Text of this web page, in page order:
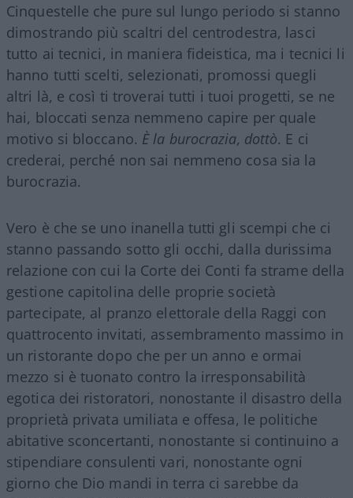
Cinquestelle che pure sul lungo periodo si stanno
dimostrando più scaltri del centrodestra, lasci
tutto ai tecnici, in maniera fideistica, ma i tecnici li
hanno tutti scelti, selezionati, promossi quegli
altri là, e così ti troverai tutti i tuoi progetti, se ne
hai, bloccati senza nemmeno capire per quale
motivo si bloccano. È la burocrazia, dottò. E ci
crederai, perché non sai nemmeno cosa sia la
burocrazia.
Vero è che se uno inanella tutti gli scempi che ci
stanno passando sotto gli occhi, dalla durissima
relazione con cui la Corte dei Conti fa strame della
gestione capitolina delle proprie società
partecipate, al pranzo elettorale della Raggi con
quattrocento invitati, assembramento massimo in
un ristorante dopo che per un anno e ormai
mezzo si è tuonato contro la irresponsabilità
egotica dei ristoratori, nonostante il disastro della
proprietà privata umiliata e offesa, le politiche
abitative sconcertanti, nonostante si continuino a
stipendiare consulenti vari, nonostante ogni
giorno che Dio mandi in terra ci sarebbe da